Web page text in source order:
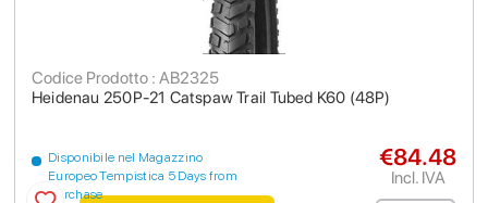
Heidenau 250P-21 Catspaw Trail Tubed K60 (48P)
Codice Prodotto : AB2325
Disponibile nel Magazzino
Europeo Tempistica 5 Days from
purchase
€84.48
Incl. IVA